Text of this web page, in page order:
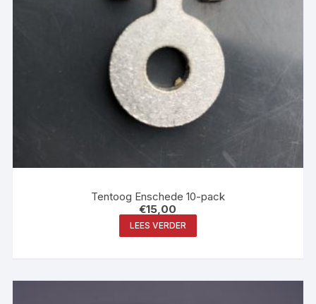
Tentoog Enschede 10-pack
€15,00
LEES VERDER